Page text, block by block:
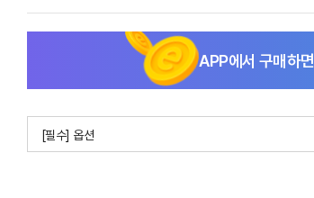
APP에서 구매하면
[필수] 옵션